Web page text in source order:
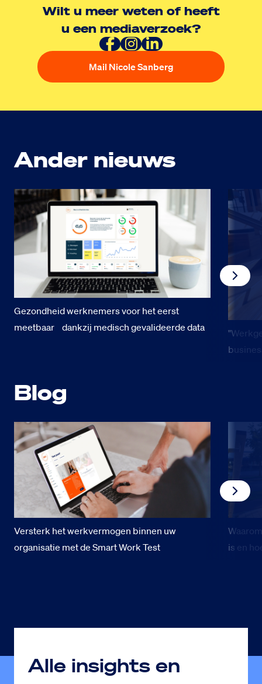
Wilt u meer weten of heeft
u een mediaverzoek?
Mail Nicole Sanberg
Ander nieuws
Gezondheid werknemers voor het eerst
meetbaar dankzij medisch gevalideerde data
Blog
Versterk het werkvermogen binnen uw
organisatie met de Smart Work Test
is en
Alle insights en